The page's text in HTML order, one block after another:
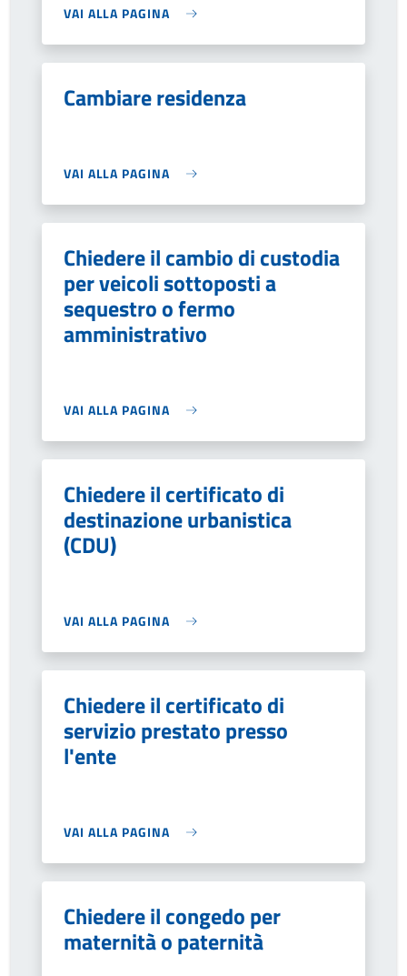
VAI ALLA PAGINA
Cambiare residenza
VAI ALLA PAGINA
Chiedere il cambio di custodia
per veicoli sottoposti a
sequestro o fermo
amministrativo
VAI ALLA PAGINA
Chiedere il certificato di
destinazione urbanistica
(CDU)
VAI ALLA PAGINA
Chiedere il certificato di
servizio prestato presso
l'ente
VAI ALLA PAGINA
Chiedere il congedo per
maternità o paternità